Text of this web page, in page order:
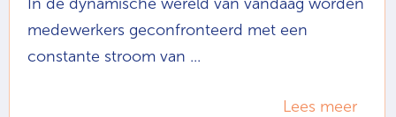
medewerkers geconfronteerd met een
constante stroom van ...
Lees meer